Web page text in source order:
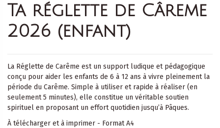
Ta réglette de Câreme
2026 (enfant)
La Réglette de Carême est un support ludique et pédagogique
conçu pour aider les enfants de 6 à 12 ans à vivre pleinement la
période du Carême. Simple à utiliser et rapide à réaliser (en
seulement 5 minutes), elle constitue un véritable soutien
spirituel en proposant un effort quotidien jusqu’à Pâques.
À télécharger et à imprimer - Format A4